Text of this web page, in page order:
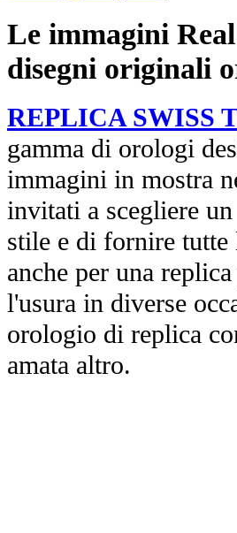
Le immagini
disegni originali
REPLICA SWISS
gamma di orologi
immagini in mostra
invitati a scegliere
stile e di fornire
anche per una
l'usura in diverse
orologio di replica
amata altro.